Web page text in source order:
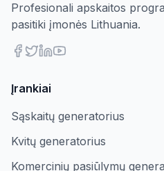
Profesionali apskaitos
pasitiki įmonės Lithuania.
Įrankiai
Sąskaitų generatorius
Kvitų generatorius
Komercinių pasiūlymų